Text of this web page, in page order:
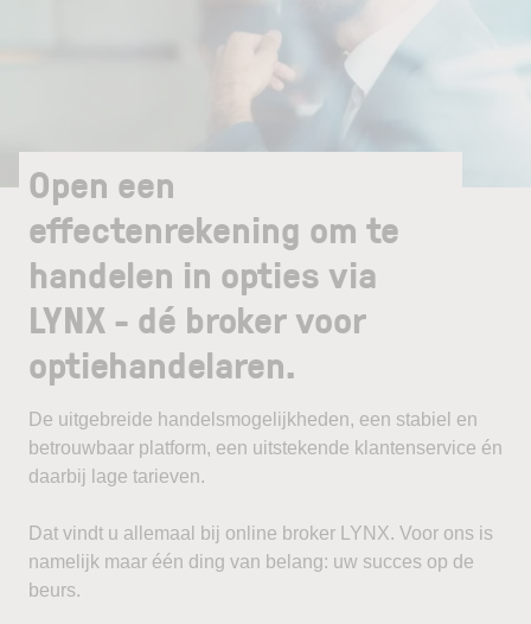
Open een
effectenrekening om te
handelen in opties via
LYNX - dé broker voor
optiehandelaren.
De uitgebreide handelsmogelijkheden, een stabiel en
betrouwbaar platform, een uitstekende klantenservice én
daarbij lage tarieven.
Dat vindt u allemaal bij online broker LYNX. Voor ons is
namelijk maar één ding van belang: uw succes op de
beurs.